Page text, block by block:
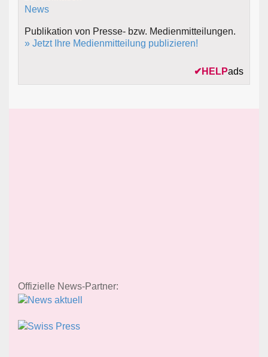
Publikation von Presse- bzw. Medienmitteilungen.
» Jetzt Ihre Medienmitteilung publizieren!
✔ HELPads
Offizielle News-Partner: